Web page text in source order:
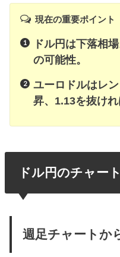
現在の重要ポイント
ドル円は下落相
の可能性。
ユーロドルはレ
昇、1.13を抜け
ドル円のチャー
週足チャートか